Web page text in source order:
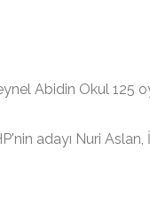
Abidin Okul 125
adayı Nuri